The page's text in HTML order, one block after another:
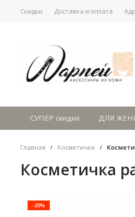
Скидки Доставка и оплата
СУПЕР скидки ДЛЯ
Главная / Косметички /
Косметичка
-20%